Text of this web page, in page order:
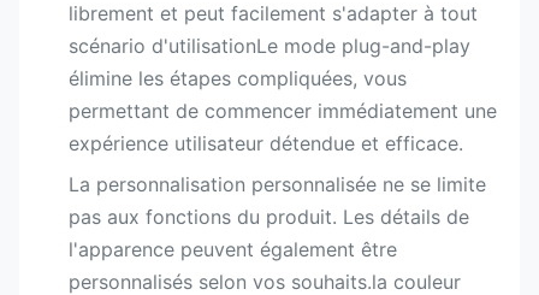
librement et peut facilement s'adapter à tout
scénario d'utilisationLe mode plug-and-play
élimine les étapes compliquées, vous
permettant de commencer immédiatement une
expérience utilisateur détendue et efficace.
La personnalisation personnalisée ne se limite
pas aux fonctions du produit. Les détails de
l'apparence peuvent également être
personnalisés selon vos souhaits.la couleur